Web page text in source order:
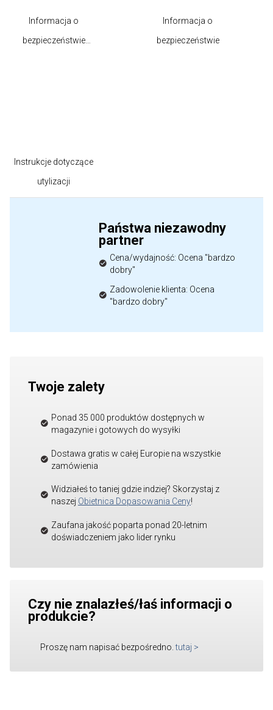
Informacja o
bezpieczeństwie
Informacja o
bezpieczeństwie
Instrukcje dotyczące
utylizacji
Państwa niezawodny
partner
Cena/wydajność: Ocena "bardzo
dobry"
Zadowolenie klienta: Ocena
"bardzo dobry"
Twoje zalety
Ponad 35 000 produktów dostępnych w
magazynie i gotowych do wysyłki
Dostawa gratis w całej Europie na wszystkie
zamówienia
Widziałeś to taniej gdzie indziej? Skorzystaj z
naszej Obietnica Dopasowania Ceny!
Zaufana jakość poparta ponad 20-letnim
doświadczeniem jako lider rynku
Czy nie znalazłeś/łaś informacji o
produkcie?
Proszę nam napisać bezpośredno. tutaj >